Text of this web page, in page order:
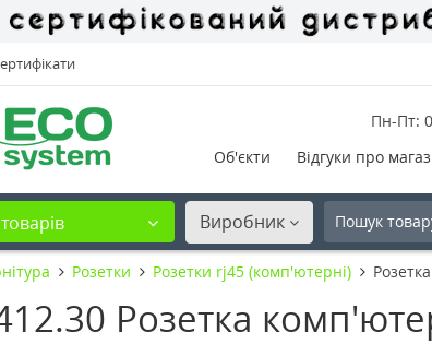
Пн-Пт:
Об'єкти
Відгуки про
Виробник
Розетки Розетки rj45 (комп'ютерні)
Розетка